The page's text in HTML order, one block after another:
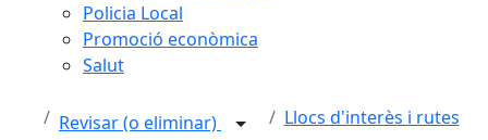
Policia Local
Promoció econòmica
Salut
Revisar (o eliminar) Llocs d'interès i rutes